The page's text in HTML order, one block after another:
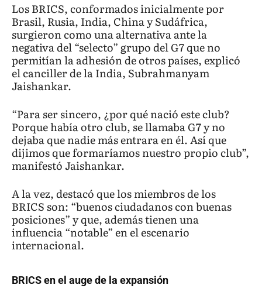
Los BRICS, conformados inicialmente por
Brasil, Rusia, India, China y Sudáfrica,
surgieron como una alternativa ante la
negativa del “selecto” grupo del G7 que no
permitían la adhesión de otros países, explicó
el canciller de la India, Subrahmanyam
Jaishankar.
“Para ser sincero, ¿por qué nació este club?
Porque había otro club, se llamaba G7 y no
dejaba que nadie más entrara en él. Así que
dijimos que formaríamos nuestro propio club”,
manifestó Jaishankar.
A la vez, destacó que los miembros de los
BRICS son: “buenos ciudadanos con buenas
posiciones” y que, además tienen una
influencia “notable” en el escenario
internacional.
BRICS en el auge de la expansión